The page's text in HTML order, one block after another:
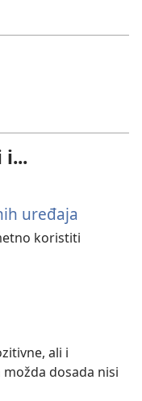
i...
uređaja
koristiti
ali i
dosada nisi